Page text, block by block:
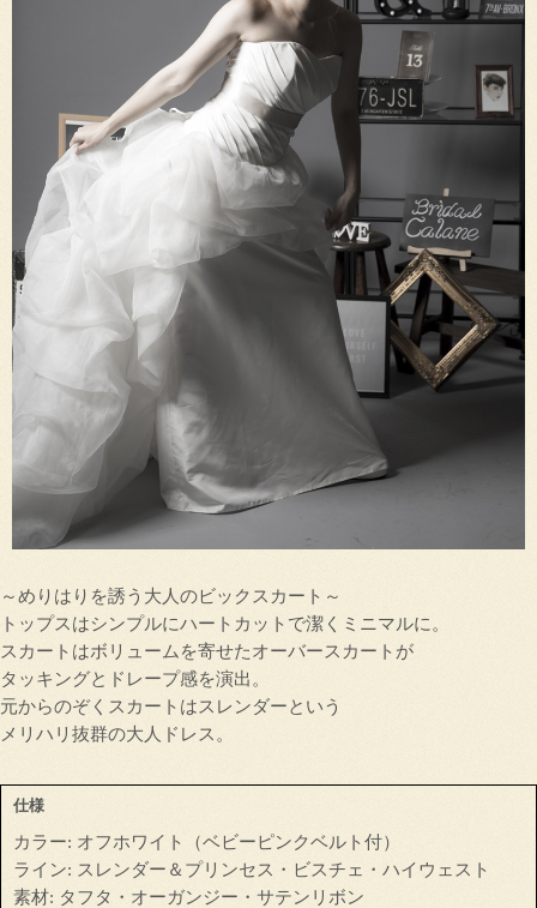
～めりはりを誘う大人のビックスカート～
トップスはシンプルにハートカットで潔くミニマルに。
スカートはボリュームを寄せたオーバースカートが
タッキングとドレープ感を演出。
元からのぞくスカートはスレンダーという
メリハリ抜群の大人ドレス。
仕様
カラー: オフホワイト（ベビーピンクベルト付）
ライン: スレンダー＆プリンセス・ビスチェ・ハイウェスト
素材: タフタ・オーガンジー・サテンリボン